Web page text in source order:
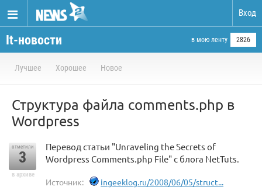
Вход
It-новости в мою ленту 2826
Лучшее Хорошее Новое
Структура файла comments.php в
Wordpress
отметили
3
в архиве
Перевод статьи "Unraveling the Secrets of
Wordpress Comments.php File" с блога NetTuts.
Источник: ingeeklog.ru/2008/06/05/struct...